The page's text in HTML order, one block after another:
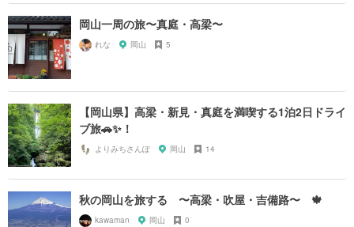
岡山一周の旅〜真庭・高梁〜
れな 岡山 5
【岡山県】高梁・新見・真庭を満喫する1泊2日ドライ
ブ旅🚗✨！
よりみちさんぽ 岡山 14
秋の岡山を旅する 〜高梁・吹屋・吉備路〜 🍁
kawaman 岡山 0